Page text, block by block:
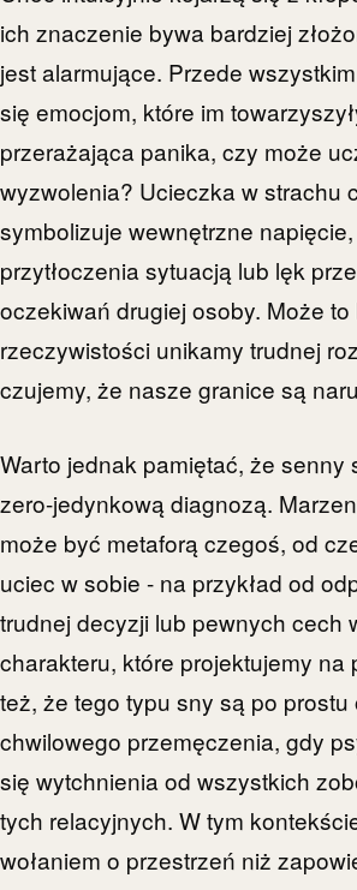
ich znaczenie bywa bardziej
jest alarmujące. Przede
się emocjom, które im
przerażająca panika, czy może
wyzwolenia? Ucieczka w strachu
symbolizuje wewnętrzne
przytłoczenia sytuacją lub lęk
oczekiwań drugiej osoby. Może
rzeczywistości unikamy trudnej
czujemy, że nasze granice są
Warto jednak pamiętać, że senny
zero-jedynkową diagnozą.
może być metaforą czegoś, od
uciec w sobie - na przykład od
trudnej decyzji lub pewnych cech
charakteru, które projektujemy na
też, że tego typu sny są po prostu
chwilowego przemęczenia, gdy
się wytchnienia od wszystkich
tych relacyjnych. W tym
wołaniem o przestrzeń niż